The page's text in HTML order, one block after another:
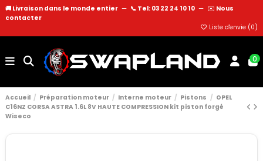
🚚 Livraison dans le monde entier — 📞 Tel: 03 22 24 10 10 — ✉️ Nous
contacter
Liste d'envie (0)
0
Accueil Préparation moteur Interne moteur Pistons
OPEL
C16NZ CORSA ASTRA 1.6L 8V HAUTE COMPRESSION kit piston forgé
Wiseco